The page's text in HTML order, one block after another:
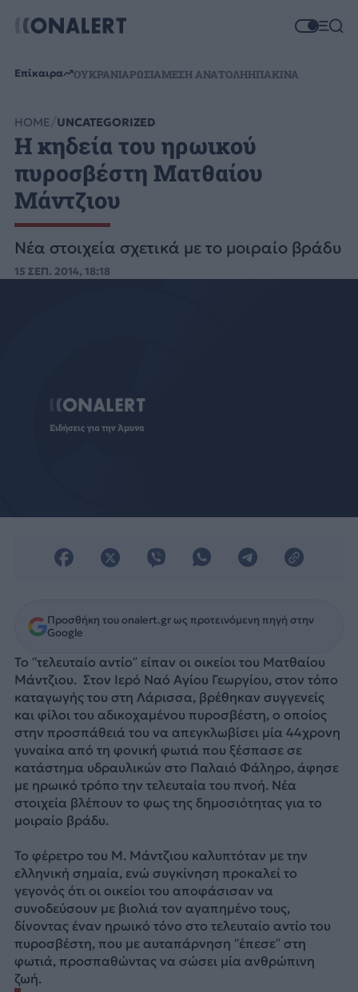
Επίκαιρα ΟΥΚΡΑΝΙΑΡΩΣΙΑΜΕΣΗ ΑΝΑΤΟΛΗΗΠΑΚΙΝΑ
HOME UNCATEGORIZED
Η κηδεία του ηρωικού
πυροσβέστη Ματθαίου
Μάντζιου
Νέα στοιχεία σχετικά με το μοιραίο βράδυ
15 ΣΕΠ. 2014, 18:18
Προσθήκη του onalert.gr ως προτεινόμενη πηγή στην
Google
Το “τελευταίο αντίο” είπαν οι οικείοι του Ματθαίου
Μάντζιου. Στον Ιερό Ναό Αγίου Γεωργίου, στον τόπο
καταγωγής του στη Λάρισσα, βρέθηκαν συγγενείς
και φίλοι του αδικοχαμένου πυροσβέστη, ο οποίος
στην προσπάθειά του να απεγκλωβίσει μία 44χρονη
γυναίκα από τη φονική φωτιά που ξέσπασε σε
κατάστημα υδραυλικών στο Παλαιό Φάληρο, άφησε
με ηρωικό τρόπο την τελευταία του πνοή. Νέα
στοιχεία βλέπουν το φως της δημοσιότητας για το
μοιραίο βράδυ.
Το φέρετρο του Μ. Μάντζιου καλυπτόταν με την
ελληνική σημαία, ενώ συγκίνηση προκαλεί το
γεγονός ότι οι οικείοι του αποφάσισαν να
συνοδεύσουν με βιολιά τον αγαπημένο τους,
δίνοντας έναν ηρωικό τόνο στο τελευταίο αντίο του
πυροσβέστη, που με αυταπάρνηση “έπεσε” στη
φωτιά, προσπαθώντας να σώσει μία ανθρώπινη
ζωή.